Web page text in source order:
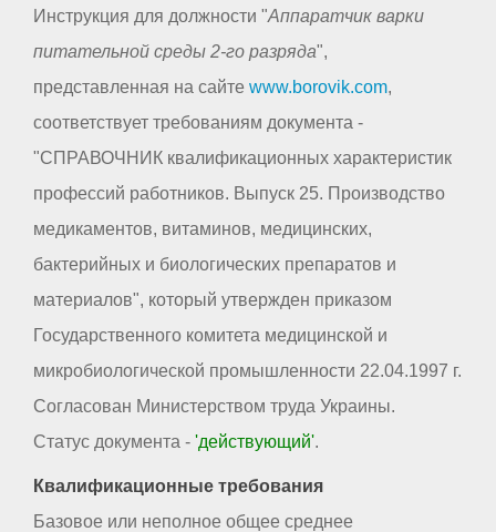
Инструкция для должности "Аппаратчик варки
питательной среды 2-го разряда",
представленная на сайте www.borovik.com,
соответствует требованиям документа -
"СПРАВОЧНИК квалификационных характеристик
профессий работников. Выпуск 25. Производство
медикаментов, витаминов, медицинских,
бактерийных и биологических препаратов и
материалов", который утвержден приказом
Государственного комитета медицинской и
микробиологической промышленности 22.04.1997 г.
Согласован Министерством труда Украины.
Статус документа - 'действующий'.
Квалификационные требования
Базовое или неполное общее среднее